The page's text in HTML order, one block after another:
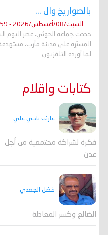
بالصواريخ وال ...
السبت/08/أغسطس/2026 - 05:59 م
جددت جماعة الحوثي، عصر اليوم
المسيّرة على مدينة مأرب،
لما أورده التلفزيون
كتابات واقلام
عارف ناجي علي
فكرة لشراكة مجتمعية من أجل
عدن
فضل الجعدي
الضالع وكسر المعادلة